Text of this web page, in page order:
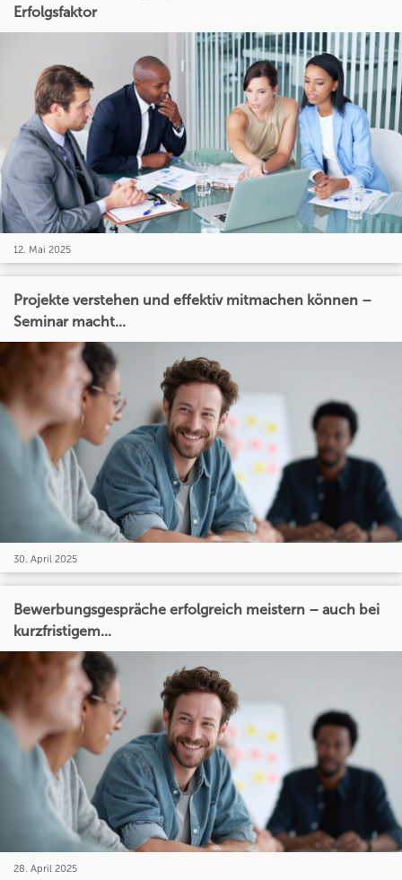
Erfolgsfaktor
12. Mai 2025
Projekte verstehen und effektiv mitmachen können –
Seminar macht...
30. April 2025
Bewerbungsgespräche erfolgreich meistern – auch bei
kurzfristigem...
28. April 2025